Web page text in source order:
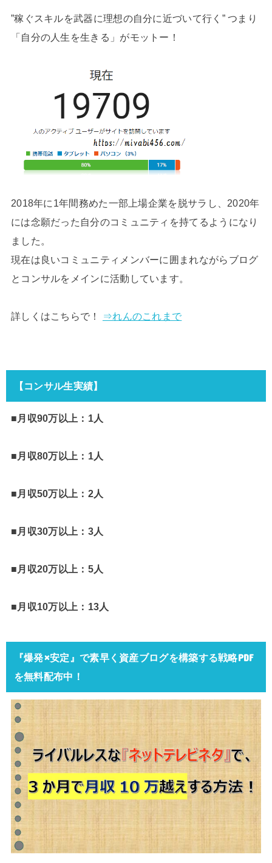
”稼ぐスキルを武器に理想の自分に近づいて行く” つまり
「自分の人生を生きる」がモットー！
2018年に1年間務めた一部上場企業を脱サラし、2020年
には念願だった自分のコミュニティを持てるようになり
ました。
現在は良いコミュニティメンバーに囲まれながらブログ
とコンサルをメインに活動しています。
詳しくはこちらで！ ⇒れんのこれまで
【コンサル生実績】
■月収90万以上：1人
■月収80万以上：1人
■月収50万以上：2人
■月収30万以上：3人
■月収20万以上：5人
■月収10万以上：13人
『爆発×安定』で素早く資産ブログを構築する戦略PDF
を無料配布中！